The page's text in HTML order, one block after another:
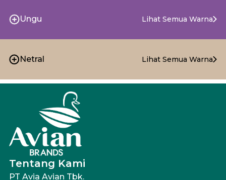
Ungu Lihat Semua Warna
Netral Lihat Semua Warna
Tentang Kami
PT Avia Avian Tbk.